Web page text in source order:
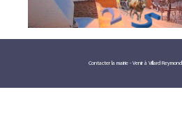
Contacter la mairie- Venir à Villard Reymond